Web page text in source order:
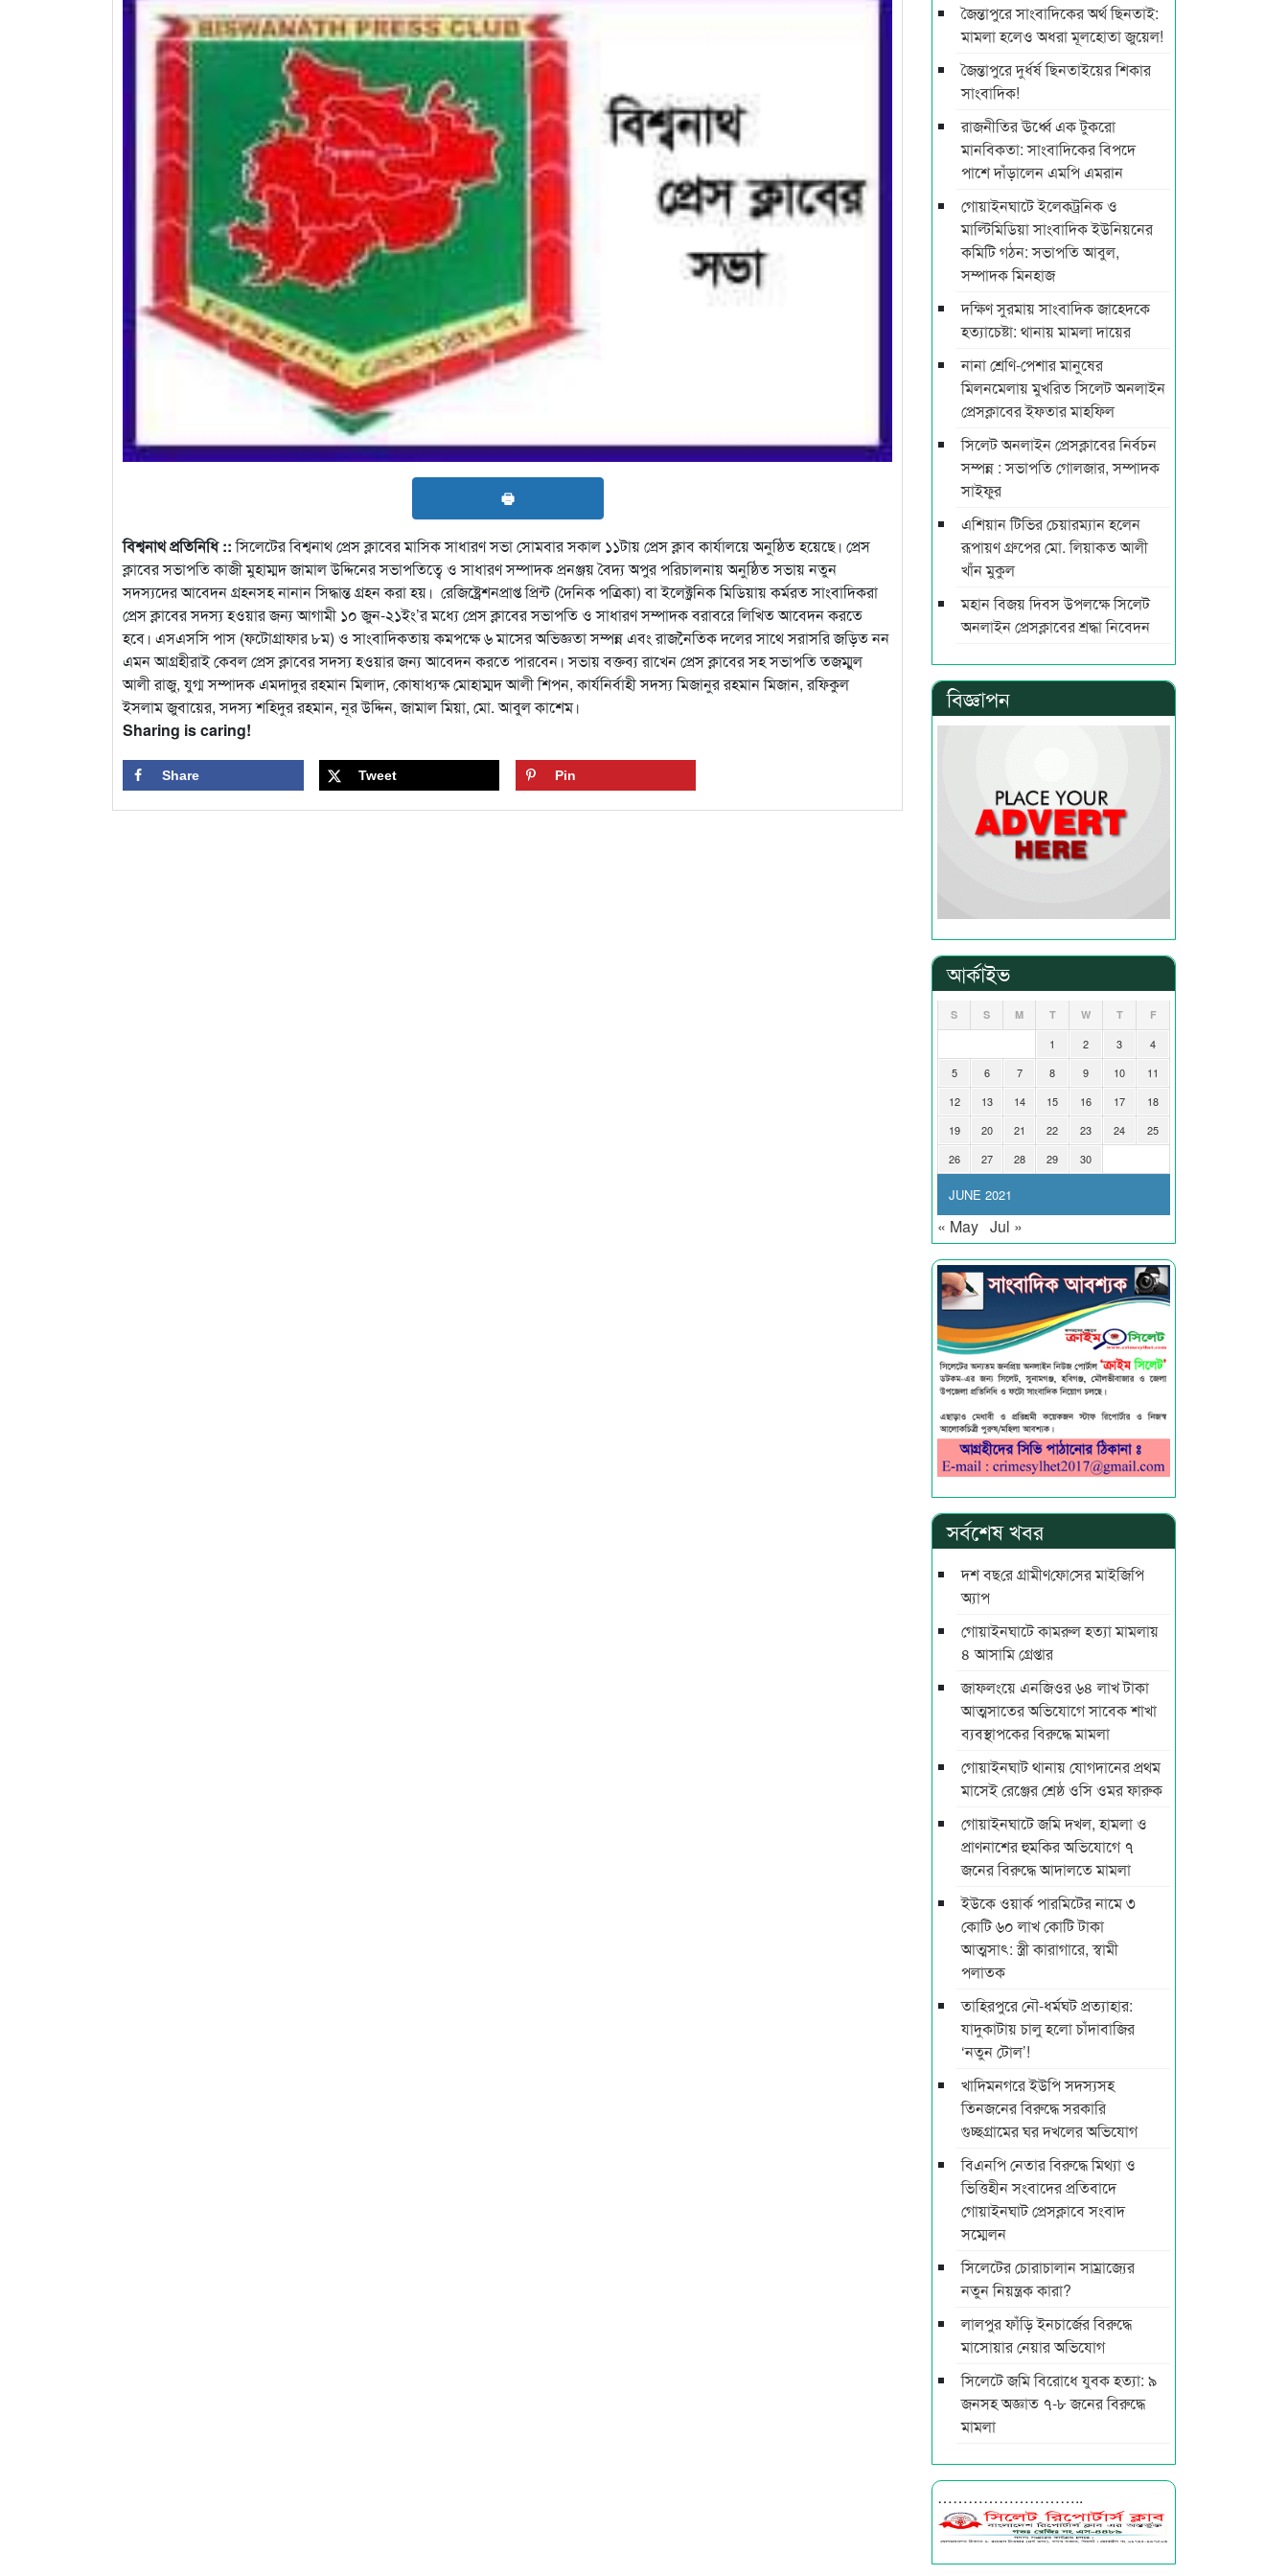
🖶
বিশ্বনাথ প্রতিনিধি ::সিলেটের বিশ্বনাথ প্রেস ক্লাবের মাসিক সাধারণ সভা সোমবার সকাল ১১টায় প্রেস ক্লাব কার্যালয়ে অনুষ্ঠিত হয়েছে। প্রেস
ক্লাবের সভাপতি কাজী মুহাম্মদ জামাল উদ্দিনের সভাপতিত্বে ও সাধারণ সম্পাদক প্রনঞ্জয় বৈদ্য অপুর পরিচালনায় অনুষ্ঠিত সভায় নতুন
সদস্যদের আবেদন গ্রহনসহ নানান সিদ্ধান্ত গ্রহন করা হয়। রেজিষ্ট্রেশনপ্রাপ্ত প্রিন্ট (দৈনিক পত্রিকা) বা ইলেক্ট্রনিক মিডিয়ায় কর্মরত সাংবাদিকরা
প্রেস ক্লাবের সদস্য হওয়ার জন্য আগামী ১০ জুন-২১ইং’র মধ্যে প্রেস ক্লাবের সভাপতি ও সাধারণ সম্পাদক বরাবরে লিখিত আবেদন করতে
হবে। এসএসসি পাস (ফটোগ্রাফার ৮ম) ও সাংবাদিকতায় কমপক্ষে ৬ মাসের অভিজ্ঞতা সম্পন্ন এবং রাজনৈতিক দলের সাথে সরাসরি জড়িত নন
এমন আগ্রহীরাই কেবল প্রেস ক্লাবের সদস্য হওয়ার জন্য আবেদন করতে পারবেন। সভায় বক্তব্য রাখেন প্রেস ক্লাবের সহ সভাপতি তজম্মুল
আলী রাজু, যুগ্ম সম্পাদক এমদাদুর রহমান মিলাদ, কোষাধ্যক্ষ মোহাম্মদ আলী শিপন, কার্যনির্বাহী সদস্য মিজানুর রহমান মিজান, রফিকুল
ইসলাম জুবায়ের, সদস্য শহিদুর রহমান, নূর উদ্দিন, জামাল মিয়া, মো. আবুল কাশেম।
Sharing is caring!
Share Tweet Pin
জৈন্তাপুরে সাংবাদিকের অর্থ ছিনতাই:
মামলা হলেও অধরা মূলহোতা জুয়েল!
জৈন্তাপুরে দুর্ধর্ষ ছিনতাইয়ের শিকার
সাংবাদিক!
রাজনীতির ঊর্ধ্বে এক টুকরো
মানবিকতা: সাংবাদিকের বিপদে
পাশে দাঁড়ালেন এমপি এমরান
গোয়াইনঘাটে ইলেকট্রনিক ও
মাল্টিমিডিয়া সাংবাদিক ইউনিয়নের
কমিটি গঠন: সভাপতি আবুল,
সম্পাদক মিনহাজ
দক্ষিণ সুরমায় সাংবাদিক জাহেদকে
হত্যাচেষ্টা: থানায় মামলা দায়ের
নানা শ্রেণি-পেশার মানুষের
মিলনমেলায় মুখরিত সিলেট অনলাইন
প্রেসক্লাবের ইফতার মাহফিল
সিলেট অনলাইন প্রেসক্লাবের নির্বচন
সম্পন্ন : সভাপতি গোলজার, সম্পাদক
সাইফুর
এশিয়ান টিভির চেয়ারম্যান হলেন
রূপায়ণ গ্রুপের মো. লিয়াকত আলী
খাঁন মুকুল
মহান বিজয় দিবস উপলক্ষে সিলেট
অনলাইন প্রেসক্লাবের শ্রদ্ধা নিবেদন
বিজ্ঞাপন
আর্কাইভ
JUNE 2021
S S M T W T F
1 2 3
4
5
6 7 8 9 10
11
12
13 14 15 16 17
18
19
20 21 22 23 24
25
26
27 28 29 30
« May Jul »
সর্বশেষ খবর
দশ বছ‌রে গ্রামীণ‌ফো‌সের মাইজিপি
অ্যাপ
গোয়াইনঘাটে কামরুল হত্যা মামলায়
৪ আসামি গ্রেপ্তার
জাফলংয়ে এনজিওর ৬৪ লাখ টাকা
আত্মসাতের অভিযোগে সাবেক শাখা
ব্যবস্থাপকের বিরুদ্ধে মামলা
গোয়াইনঘাট থানায় যোগদানের প্রথম
মাসেই রেঞ্জের শ্রেষ্ঠ ওসি ওমর ফারুক
গোয়াইনঘাটে জমি দখল, হামলা ও
প্রাণনাশের হুমকির অভিযোগে ৭
জনের বিরুদ্ধে আদালতে মামলা
ইউকে ওয়ার্ক পারমিটের নামে ৩
কোটি ৬০ লাখ কোটি টাকা
আত্মসাৎ: স্ত্রী কারাগারে, স্বামী
পলাতক
তাহিরপুরে নৌ-ধর্মঘট প্রত্যাহার:
যাদুকাটায় চালু হলো চাঁদাবাজির
‘নতুন টোল’!
খাদিমনগরে ইউপি সদস্যসহ
তিনজনের বিরুদ্ধে সরকারি
গুচ্ছগ্রামের ঘর দখলের অভিযোগ
বিএনপি নেতার বিরুদ্ধে মিথ্যা ও
ভিত্তিহীন সংবাদের প্রতিবাদে
গোয়াইনঘাট প্রেসক্লাবে সংবাদ
সম্মেলন
সিলেটের চোরাচালান সাম্রাজ্যের
নতুন নিয়ন্ত্রক কারা?
লালপুর ফাঁড়ি ইনচার্জের বিরুদ্ধে
মাসোয়ার নেয়ার অভিযোগ
সিলেটে জমি বিরোধে যুবক হত্যা: ৯
জনসহ অজ্ঞাত ৭-৮ জনের বিরুদ্ধে
মামলা
………………………..